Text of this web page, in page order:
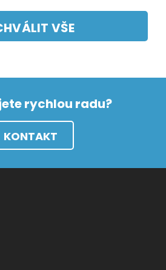
VŠE
rychlou radu?
KONTAKT